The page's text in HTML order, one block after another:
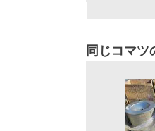
同じコマツ